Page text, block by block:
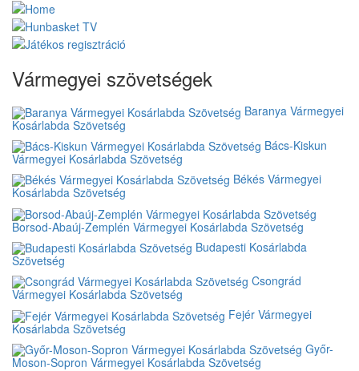
Vármegyei szövetségek
Baranya Vármegyei
Kosárlabda Szövetség
Bács-Kiskun
Vármegyei Kosárlabda Szövetség
Békés Vármegyei
Kosárlabda Szövetség
Borsod-Abaúj-Zemplén Vármegyei Kosárlabda Szövetség
Budapesti Kosárlabda
Szövetség
Csongrád
Vármegyei Kosárlabda Szövetség
Fejér Vármegyei
Kosárlabda Szövetség
Győr-
Moson-Sopron Vármegyei Kosárlabda Szövetség